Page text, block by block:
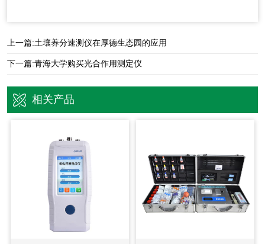
上一篇:土壤养分速测仪在厚德生态园的应用
下一篇:青海大学购买光合作用测定仪
相关产品